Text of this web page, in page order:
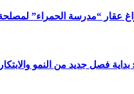
عقار “مدرسة الحمراء”